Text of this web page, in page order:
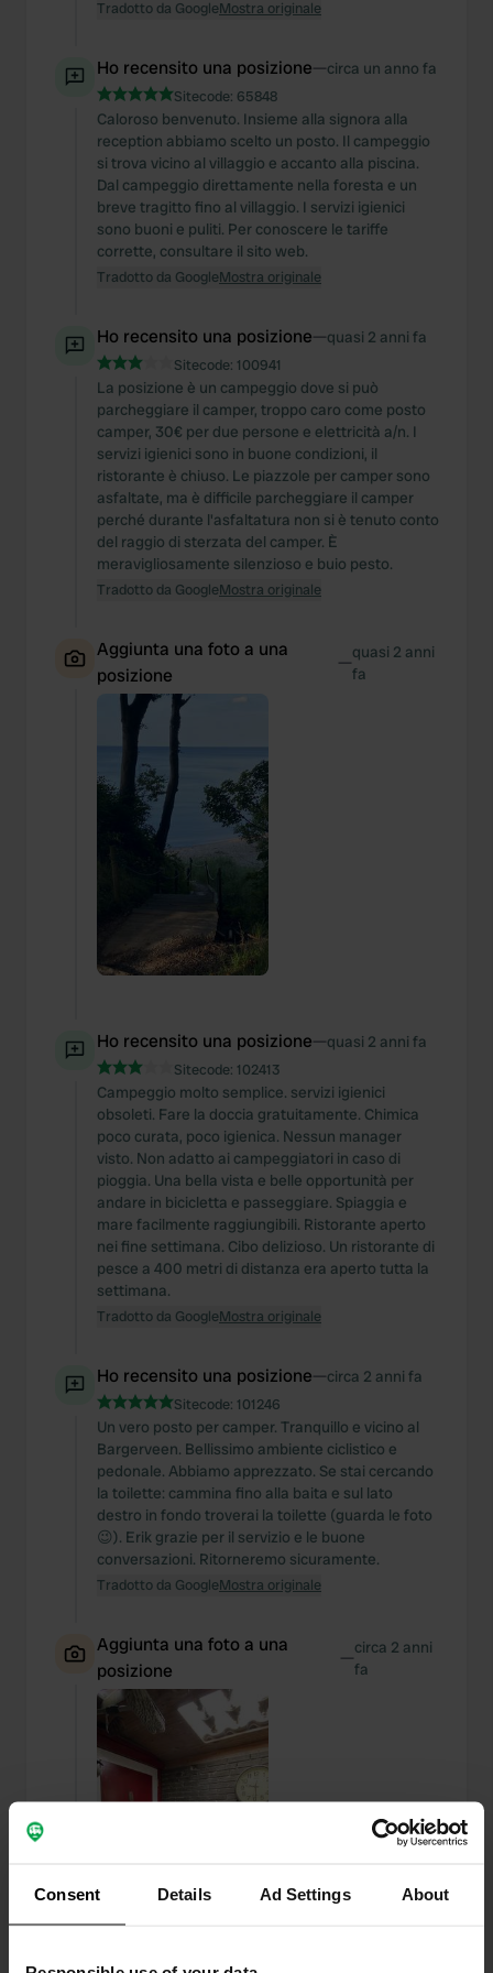
Consent Details Ad Settings About
Tradotto da GoogleMostra originale
Ho recensito una posizione—circa un anno fa
Sitecode: 65848
Caloroso benvenuto. Insieme alla signora alla
reception abbiamo scelto un posto. Il campeggio
si trova vicino al villaggio e accanto alla piscina.
Dal campeggio direttamente nella foresta e un
breve tragitto fino al villaggio. I servizi igienici
sono buoni e puliti. Per conoscere le tariffe
corrette, consultare il sito web.
Tradotto da GoogleMostra originale
Ho recensito una posizione—quasi 2 anni fa
Sitecode: 100941
La posizione è un campeggio dove si può
parcheggiare il camper, troppo caro come posto
camper, 30€ per due persone e elettricità a/n. I
servizi igienici sono in buone condizioni, il
ristorante è chiuso. Le piazzole per camper sono
asfaltate, ma è difficile parcheggiare il camper
perché durante l'asfaltatura non si è tenuto conto
del raggio di sterzata del camper. È
meravigliosamente silenzioso e buio pesto.
Tradotto da GoogleMostra originale
Aggiunta una foto a una
posizione
—quasi 2 anni
fa
Ho recensito una posizione—quasi 2 anni fa
Sitecode: 102413
Campeggio molto semplice. servizi igienici
obsoleti. Fare la doccia gratuitamente. Chimica
poco curata, poco igienica. Nessun manager
visto. Non adatto ai campeggiatori in caso di
pioggia. Una bella vista e belle opportunità per
andare in bicicletta e passeggiare. Spiaggia e
mare facilmente raggiungibili. Ristorante aperto
nei fine settimana. Cibo delizioso. Un ristorante di
pesce a 400 metri di distanza era aperto tutta la
settimana.
Tradotto da GoogleMostra originale
Ho recensito una posizione—circa 2 anni fa
Sitecode: 101246
Un vero posto per camper. Tranquillo e vicino al
Bargerveen. Bellissimo ambiente ciclistico e
pedonale. Abbiamo apprezzato. Se stai cercando
la toilette: cammina fino alla baita e sul lato
destro in fondo troverai la toilette (guarda le foto
😉). Erik grazie per il servizio e le buone
conversazioni. Ritorneremo sicuramente.
Tradotto da GoogleMostra originale
Aggiunta una foto a una
posizione
—circa 2 anni
fa